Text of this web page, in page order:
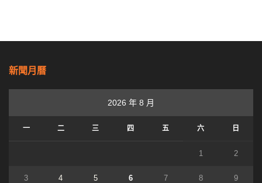
新聞月曆
2026 年 8 月
一 二 三 四 五 六 日
1 2
3 4 5 6 7 8 9